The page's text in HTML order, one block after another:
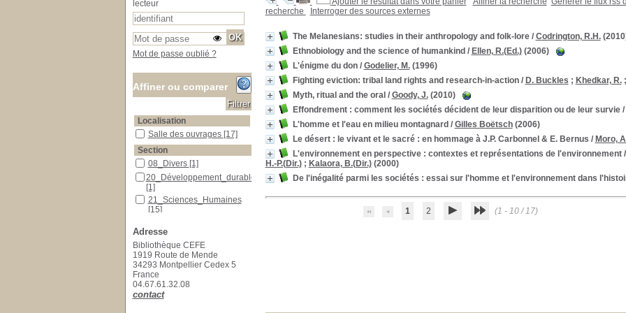
recherche
Interroger des sources externes
The Melanesians: studies in their anthropology and folk-lore/ Codrington, R.H.
Ethnobiology and the science of humankind / Ellen, R.(Ed.)(2006)
L'énigme du don/ Godelier, M.(1996)
Fighting eviction: tribal land rights and research-in-action/ D. Buckles ; Khedkar, R.
Myth, ritual and the oral / Goody, J.(2010)
Effondrement : comment les sociétés décident de leur disparition ou de leur survie/
L'homme et l'eau en milieu montagnard / Gilles Boëtsch(2006)
Le désert : le vivant et le sacré : en hommage à J.P. Carbonnel & E. Bernus / Moro,
L'environnement en perspective : contextes et représentations de l'environnement
H.-P.(Dir.); Kalaora, B.(Dir.)(2000)
De l'inégalité parmi les sociétés : essai sur l'homme et l'environnement dans
1 2 (1 - 10 / 17)
lecteur
Mot de passe oublié ?
Affiner ou comparer
Localisation
Salle des ouvrages
Salle des ouvrages [17]
Section
08_Divers
08_Divers [1]
20_Développement_durable
20_Développement_durable
[1]
21_Sciences_Humaines
21_Sciences_Humaines
[15]
Adresse
Bibliothèque CEFE
1919 Route de Mende
34293 Montpellier Cedex 5
France
04.67.61.32.08
contact